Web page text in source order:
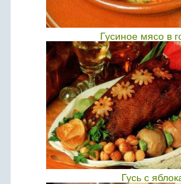
Гусиное мясо в
Гусь с